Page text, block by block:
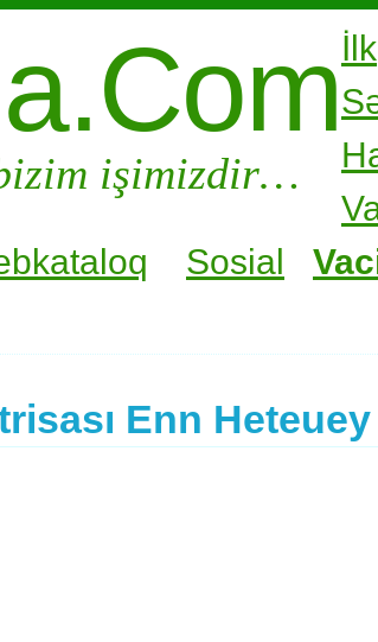
işimizdir…
İlk
Sosial
Enn